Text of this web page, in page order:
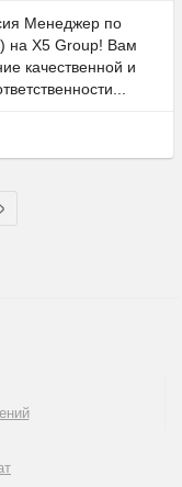
Менеджер по
на X5 Group! Вам
качественной и